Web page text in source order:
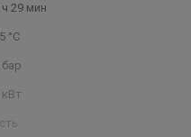
ч 29 мин
°С
бар
кВт